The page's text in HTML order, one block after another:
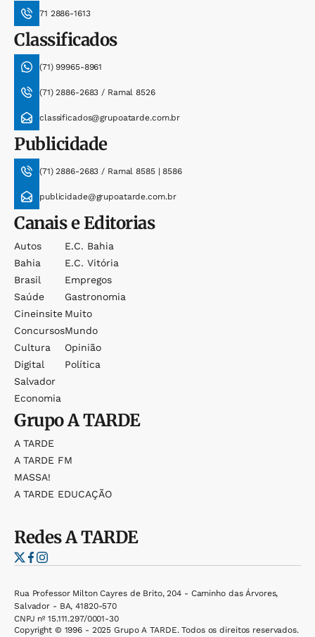
71 2886-1613
Classificados
(71) 99965-8961
(71) 2886-2683 / Ramal 8526
classificados@grupoatarde.com.br
Publicidade
(71) 2886-2683 / Ramal 8585 | 8586
publicidade@grupoatarde.com.br
Canais e Editorias
Autos
Bahia
Brasil
Saúde
Cineinsite
Concursos
Cultura
Digital
Salvador
Economia
E.c. Bahia
E.c. Vitória
Empregos
Gastronomia
Muito
Mundo
Opinião
Política
GrupoA TARDE
A TARDE
A TARDE FM
MASSA!
A TARDE EDUCAÇÃO
RedesA TARDE
Rua Professor Milton Cayres de Brito, 204 - Caminho das Árvores,
Salvador - BA, 41820-570
CNPJ nº 15.111.297/0001-30
Copyright © 1996 - 2025 Grupo A TARDE. Todos os direitos reservados.